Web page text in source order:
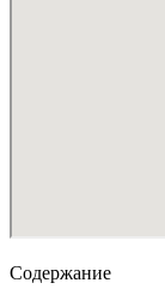
Содержание